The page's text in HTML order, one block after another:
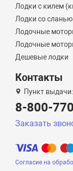
Лодки с килем
Лодки со сланью
Лодочные
Лодочные
Дешевые лодки
Контакты
Пункт
8-800-
Заказать
Согласие на